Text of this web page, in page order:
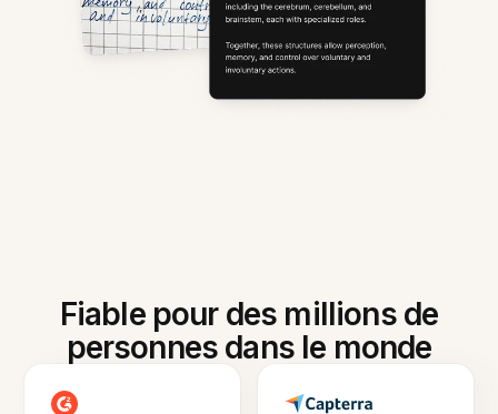
Fiable pour des millions de
personnes dans le monde